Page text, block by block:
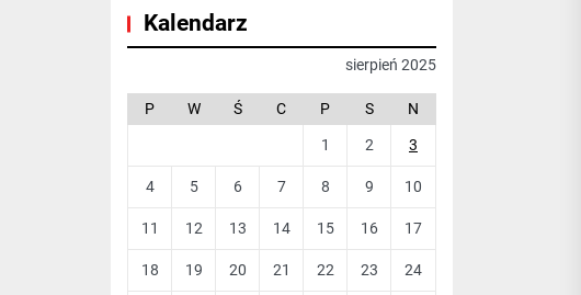
Kalendarz
sierpień 2025
P W Ś C P S N
1 2 3
4 5 6 7 8 9 10
11 12 13 14 15 16 17
18 19 20 21 22 23 24